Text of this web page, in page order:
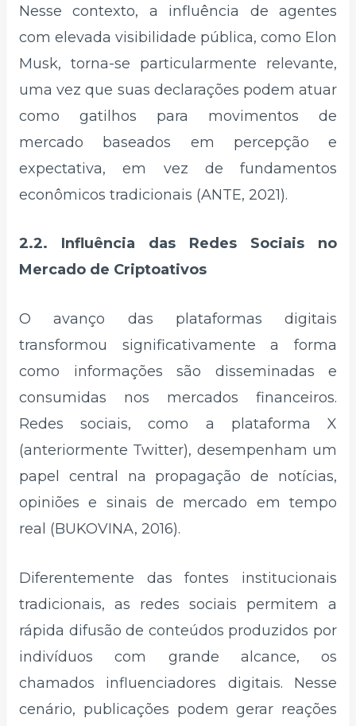
Nesse contexto, a influência de agentes
com elevada visibilidade pública, como Elon
Musk, torna-se particularmente relevante,
uma vez que suas declarações podem atuar
como gatilhos para movimentos de
mercado baseados em percepção e
expectativa, em vez de fundamentos
econômicos tradicionais (ANTE, 2021).
2.2. Influência das Redes Sociais no
Mercado de Criptoativos
O avanço das plataformas digitais
transformou significativamente a forma
como informações são disseminadas e
consumidas nos mercados financeiros.
Redes sociais, como a plataforma X
(anteriormente Twitter), desempenham um
papel central na propagação de notícias,
opiniões e sinais de mercado em tempo
real (BUKOVINA, 2016).
Diferentemente das fontes institucionais
tradicionais, as redes sociais permitem a
rápida difusão de conteúdos produzidos por
indivíduos com grande alcance, os
chamados influenciadores digitais. Nesse
cenário, publicações podem gerar reações